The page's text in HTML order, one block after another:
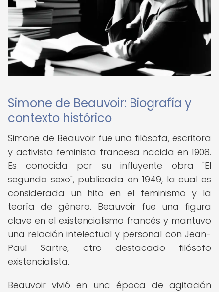
Simone de Beauvoir: Biografía y
contexto histórico
Simone de Beauvoir fue una filósofa, escritora
y activista feminista francesa nacida en 1908.
Es conocida por su influyente obra "El
segundo sexo", publicada en 1949, la cual es
considerada un hito en el feminismo y la
teoría de género. Beauvoir fue una figura
clave en el existencialismo francés y mantuvo
una relación intelectual y personal con Jean-
Paul Sartre, otro destacado filósofo
existencialista.
Beauvoir vivió en una época de agitación